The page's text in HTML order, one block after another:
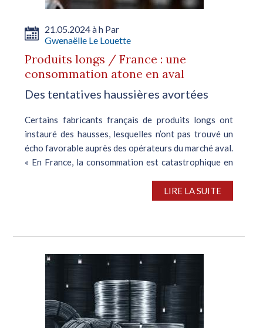
21.05.2024 à h Par
Gwenaëlle Le Louette
Produits longs / France : une
consommation atone en aval
Des tentatives haussières avortées
Certains fabricants français de produits longs ont
instauré des hausses, lesquelles n’ont pas trouvé un
écho favorable auprès des opérateurs du marché aval.
« En France, la consommation est catastrophique en
LIRE LA SUITE